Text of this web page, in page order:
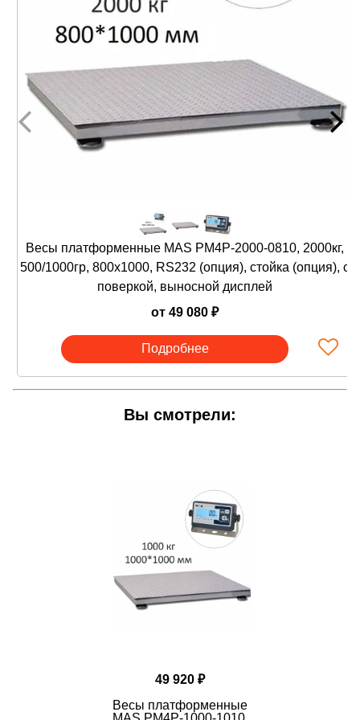
Высокая скорость взвешивания;
Функция стабилизации веса;
Счетный режим;
Функция чистый /полный вес (Net/Gross);
Автоматическая установка нуля при
включении;
Вычитание массы тары до 100% от
максимальной нагрузки
Интерфейс RS-232 (опция)
5 стандартных типоразмеров платформ;
Материал платформы - углеродистая сталь с
лакокрасочным покрытием и рифленой
поверхностью;
Четыре тензометрических датчика по углам
Регулируемые по высоте шарнирные опоры;
Соединительный кабель в жесткой оплетке
длиной 3 м;
эксплуатации на выбор 3 весовых
индикатора
- Руководство по эксплуатации "Весы
неавтоматического действия ProMAS
- Руководство по эксплуатации "Весы
неавтоматического действия ProMAS
PM4(P/R/T/U)B"
- Руководство по эксплуатации "Весы
неавтоматического действия ProMAS"
- Заключение № 104-10-507 по проверке
результатов испытаний в целях утверждения типа
Весы платформенные MAS PM4P-2000-0810, 2000кг,
500/1000гр, 800х1000, RS232 (опция), стойка (опция), с
поверкой, выносной дисплей
от 49 080 ₽
Подробнее
Вы смотрели:
49 920 ₽
Весы платформенные